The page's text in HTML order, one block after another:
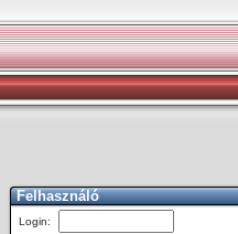
Felhasználó
Login: